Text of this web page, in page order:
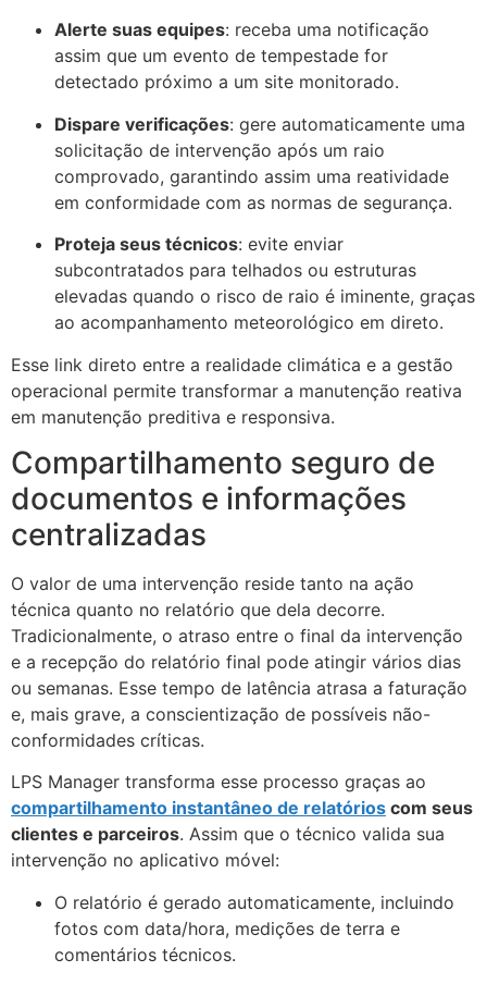
Alerte suas equipes: receba uma notificação
assim que um evento de tempestade for
detectado próximo a um site monitorado.
Dispare verificações: gere automaticamente uma
solicitação de intervenção após um raio
comprovado, garantindo assim uma reatividade
em conformidade com as normas de segurança.
Proteja seus técnicos: evite enviar
subcontratados para telhados ou estruturas
elevadas quando o risco de raio é iminente, graças
ao acompanhamento meteorológico em direto.
Esse link direto entre a realidade climática e a gestão
operacional permite transformar a manutenção reativa
em manutenção preditiva e responsiva.
Compartilhamento seguro de
documentos e informações
centralizadas
O valor de uma intervenção reside tanto na ação
técnica quanto no relatório que dela decorre.
Tradicionalmente, o atraso entre o final da intervenção
e a recepção do relatório final pode atingir vários dias
ou semanas. Esse tempo de latência atrasa a faturação
e, mais grave, a conscientização de possíveis não-
conformidades críticas.
LPS Manager transforma esse processo graças ao
compartilhamento instantâneo de relatórios com seus
clientes e parceiros. Assim que o técnico valida sua
intervenção no aplicativo móvel:
O relatório é gerado automaticamente, incluindo
fotos com data/hora, medições de terra e
comentários técnicos.